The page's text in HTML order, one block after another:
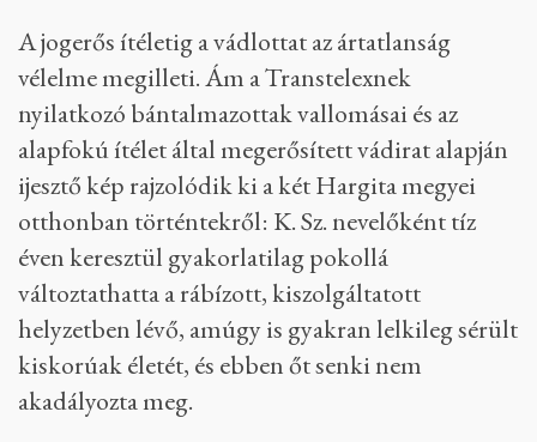
A jogerős ítéletig a vádlottat az ártatlanság
vélelme megilleti. Ám a Transtelexnek
nyilatkozó bántalmazottak vallomásai és az
alapfokú ítélet által megerősített vádirat alapján
ijesztő kép rajzolódik ki a két Hargita megyei
otthonban történtekről: K. Sz. nevelőként tíz
éven keresztül gyakorlatilag pokollá
változtathatta a rábízott, kiszolgáltatott
helyzetben lévő, amúgy is gyakran lelkileg sérült
kiskorúak életét, és ebben őt senki nem
akadályozta meg.